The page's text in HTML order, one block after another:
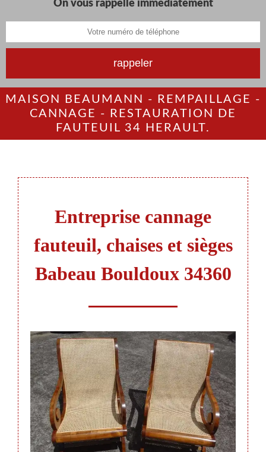
On vous rappelle immediatement
MAISON BEAUMANN - REMPAILLAGE -
CANNAGE - RESTAURATION DE
FAUTEUIL 34 HERAULT.
Entreprise cannage
fauteuil, chaises et sièges
Babeau Bouldoux 34360